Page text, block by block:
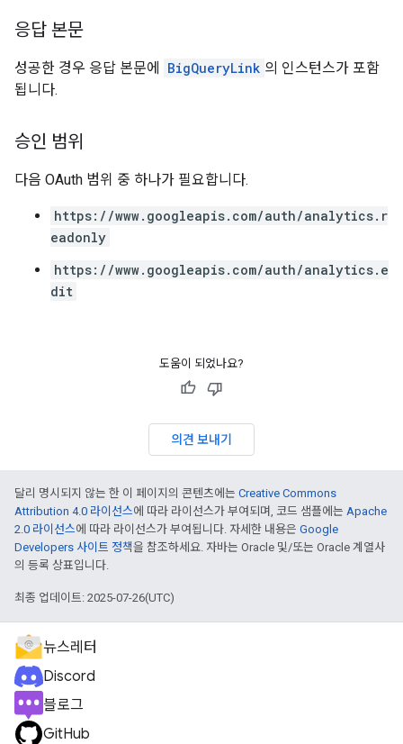
응답 본문
성공한 경우 응답 본문에 BigQueryLink 의 인스턴스가 포함
됩니다.
승인 범위
다음 OAuth 범위 중 하나가 필요합니다.
https://www.googleapis.com/auth/analytics.r
eadonly
https://www.googleapis.com/auth/analytics.e
dit
도움이 되었나요?
의견 보내기
달리 명시되지 않는 한 이 페이지의 콘텐츠에는 Creative Commons
Attribution 4.0 라이선스에 따라 라이선스가 부여되며, 코드 샘플에는 Apache
2.0 라이선스에 따라 라이선스가 부여됩니다. 자세한 내용은 Google
Developers 사이트 정책을 참조하세요. 자바는 Oracle 및/또는 Oracle 계열사
의 등록 상표입니다.
최종 업데이트: 2025-07-26(UTC)
뉴스레터
Discord
블로그
GitHub